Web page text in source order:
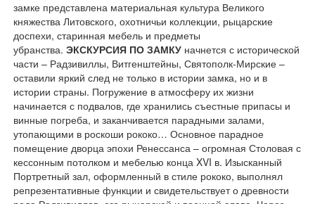
замке представлена материальная культура Великого
княжества Литовского, охотничьи коллекции, рыцарские
доспехи, старинная мебель и предметы
убранства. ЭКСКУРСИЯ ПО ЗАМКУ начнется с исторической
части – Радзивиллы, Витгенштейны, Святополк-Мирские –
оставили яркий след не только в истории замка, но и в
истории страны. Погружение в атмосферу их жизни
начинается с подвалов, где хранились съестные припасы и
винные погреба, и заканчивается парадными залами,
утопающими в роскоши рококо… Основное парадное
помещение дворца эпохи Ренессанса – огромная Столовая с
кессонным потолком и мебелью конца XVI в. Изысканный
Портретный зал, оформленный в стиле рококо, выполнял
репрезентативные функции и свидетельствует о древности